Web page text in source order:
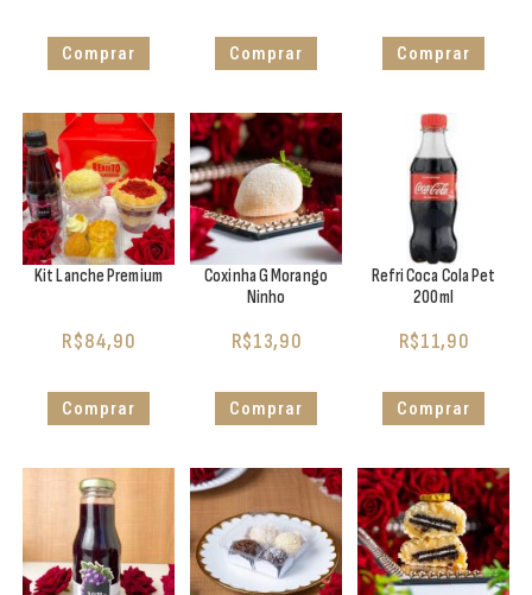
Comprar Comprar Comprar
Kit Lanche Premium
R$84,90
Comprar
Coxinha G Morango
Ninho
R$13,90
Comprar
Refri Coca Cola Pet
200ml
R$11,90
Comprar